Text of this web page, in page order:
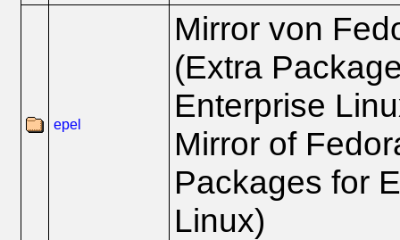
epel
Mirror von
(Extra
Enterprise
Mirror of
Packages for
Linux)